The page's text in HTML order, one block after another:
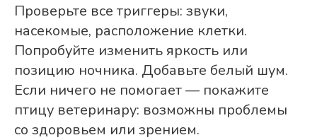
Проверьте все триггеры: звуки,
насекомые, расположение клетки.
Попробуйте изменить яркость или
позицию ночника. Добавьте белый шум.
Если ничего не помогает — покажите
птицу ветеринару: возможны проблемы
со здоровьем или зрением.